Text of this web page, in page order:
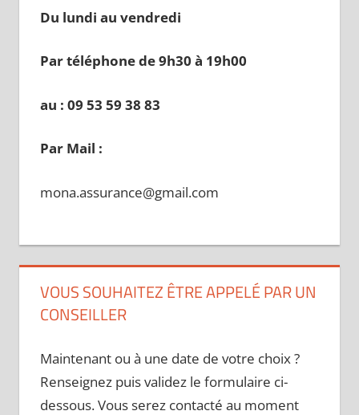
Du lundi au vendredi
Par téléphone de 9h30 à 19h00
au : 09 53 59 38 83
Par Mail :
mona.assurance@gmail.com
VOUS SOUHAITEZ ÊTRE APPELÉ PAR UN
CONSEILLER
Maintenant ou à une date de votre choix ?
Renseignez puis validez le formulaire ci-
dessous. Vous serez contacté au moment